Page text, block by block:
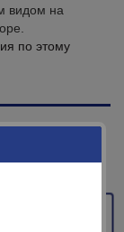
видом на
по этому
4*
О. РОДОС